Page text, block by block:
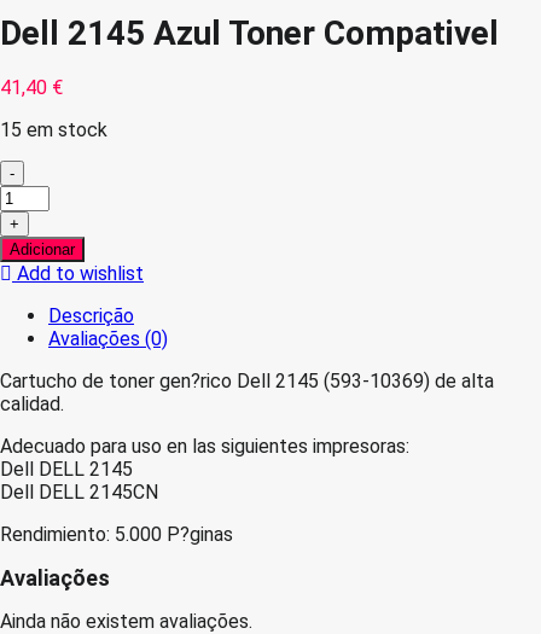
Dell 2145 Azul Toner Compativel
41,40 €
15 em stock
-
Quantidade
de
Dell
2145
Azul
Toner
Compativel
+
Adicionar
Add to wishlist
Descrição
Avaliações (0)
Cartucho de toner gen?rico Dell 2145 (593-10369) de alta
calidad.
Adecuado para uso en las siguientes impresoras:
Dell DELL 2145
Dell DELL 2145CN
Rendimiento: 5.000 P?ginas
Avaliações
Ainda não existem avaliações.